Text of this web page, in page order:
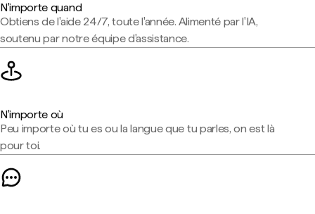
N'importe quand
Obtiens de l'aide 24/7, toute l'année. Alimenté par l'IA,
soutenu par notre équipe d'assistance.
N'importe où
Peu importe où tu es ou la langue que tu parles, on est là
pour toi.